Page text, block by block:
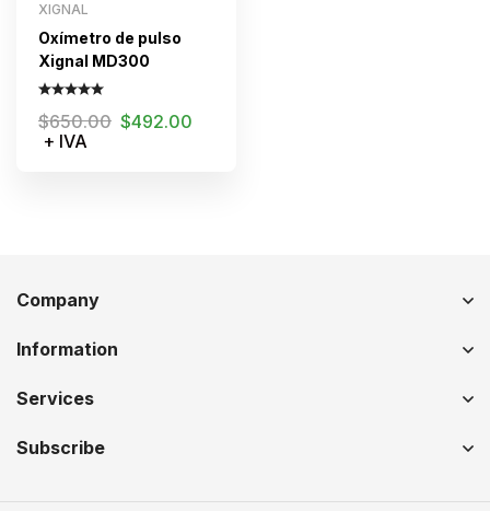
XIGNAL
Oxímetro de pulso
Xignal MD300
$650.00 $492.00
+ IVA
Company
Information
Services
Subscribe